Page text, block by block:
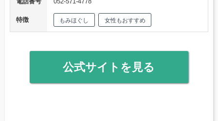
特徴 もみほぐし 女性もおすすめ
公式サイトを見る